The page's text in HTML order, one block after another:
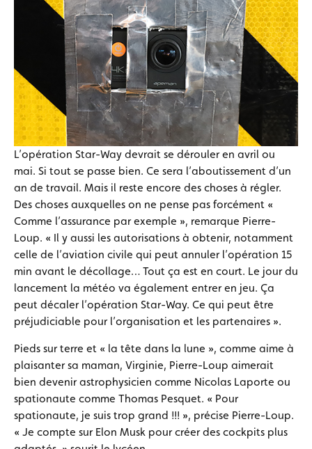
L’opération Star-Way devrait se dérouler en avril ou
mai. Si tout se passe bien. Ce sera l’aboutissement d’un
an de travail. Mais il reste encore des choses à régler.
Des choses auxquelles on ne pense pas forcément «
Comme l’assurance par exemple », remarque Pierre-
Loup. « Il y aussi les autorisations à obtenir, notamment
celle de l’aviation civile qui peut annuler l’opération 15
min avant le décollage… Tout ça est en court. Le jour du
lancement la météo va également entrer en jeu. Ça
peut décaler l’opération Star-Way. Ce qui peut être
préjudiciable pour l’organisation et les partenaires ».
Pieds sur terre et « la tête dans la lune », comme aime à
plaisanter sa maman, Virginie, Pierre-Loup aimerait
bien devenir astrophysicien comme Nicolas Laporte ou
spationaute comme Thomas Pesquet. « Pour
spationaute, je suis trop grand !!! », précise Pierre-Loup.
« Je compte sur Elon Musk pour créer des cockpits plus